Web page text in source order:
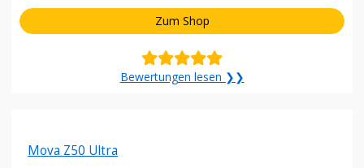
Zum Shop
Bewertungen lesen ❯❯
Mova Z50 Ultra